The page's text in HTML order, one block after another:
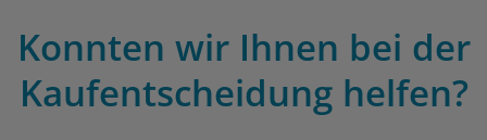
Konnten wir Ihnen bei der
Kaufentscheidung helfen?